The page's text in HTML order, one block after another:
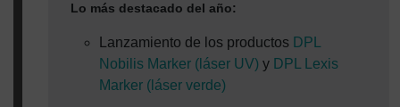
Lo más destacado del año:
Lanzamiento de los productos DPL
Nobilis Marker (láser UV) y DPL Lexis
Marker (láser verde)
tratados ​​por las autoridades de Estados Unidos con
fines de control y seguimiento, posiblemente sin la
posibilidad de recursos legales. Si hace clic en